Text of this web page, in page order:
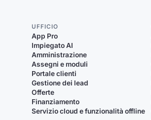
UFFICIO
App Pro
Impiegato AI
Amministrazione
Assegni e moduli
Portale clienti
Gestione dei lead
Offerte
Finanziamento
Servizio cloud e funzionalità offline